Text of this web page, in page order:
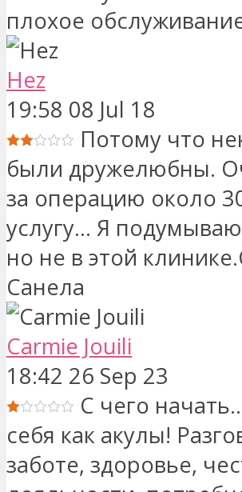
плохое
Hez
19:58 08 Jul 18
Потому что
были дружелюбны.
за операцию около
услугу... Я
но не в этой
Санела
Carmie Jouili
18:42 26 Sep 23
С чего
себя как акулы!
заботе, здоровье,